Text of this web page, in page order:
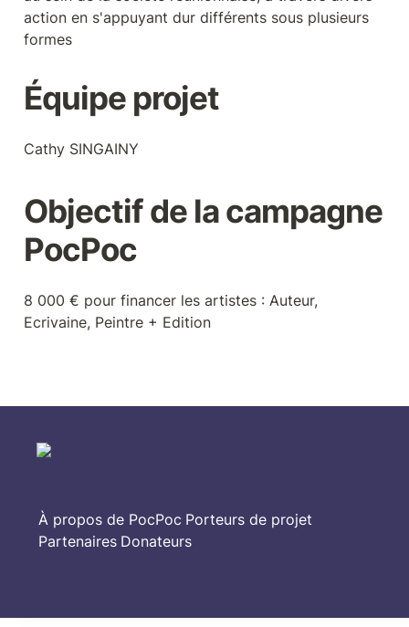
action en s'appuyant dur différents sous plusieurs
formes
Équipe projet
Cathy SINGAINY
Objectif de la campagne
PocPoc
8 000 € pour financer les artistes : Auteur,
Ecrivaine, Peintre + Edition
À propos de PocPoc Porteurs de projet
Partenaires Donateurs